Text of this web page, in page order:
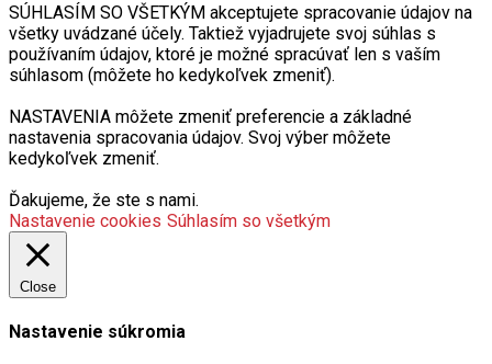
SÚHLASÍM SO VŠETKÝM akceptujete spracovanie údajov na
všetky uvádzané účely. Taktiež vyjadrujete svoj súhlas s
používaním údajov, ktoré je možné spracúvať len s vaším
súhlasom (môžete ho kedykoľvek zmeniť).
NASTAVENIA môžete zmeniť preferencie a základné
nastavenia spracovania údajov. Svoj výber môžete
kedykoľvek zmeniť.
Ďakujeme, že ste s nami.
Nastavenie cookies Súhlasím so všetkým
Close
Nastavenie súkromia